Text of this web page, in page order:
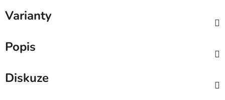
Varianty
Popis
Diskuze